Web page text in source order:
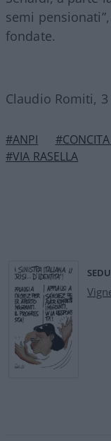
semi
fondate.
Claudio Romiti,
#ANPI
#VIA RASELLA